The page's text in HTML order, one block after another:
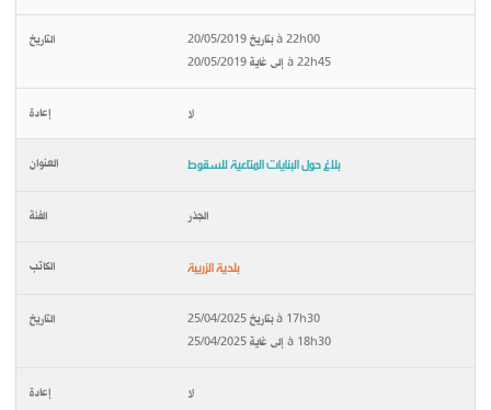
بتاريخ 20/05/2019 à 22h00
إلى غاية 20/05/2019 à 22h45
لا
بلاغ حول البنايات المتاعية للسقوط
الجذر
بلدية الزريبة
بتاريخ 25/04/2025 à 17h30
إلى غاية 25/04/2025 à 18h30
لا